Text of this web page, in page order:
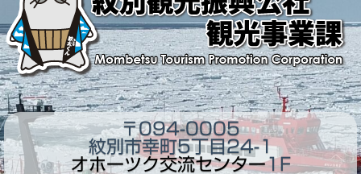
〒094-0005
紋別市幸町5丁目24-1
オホーツク交流センター1F